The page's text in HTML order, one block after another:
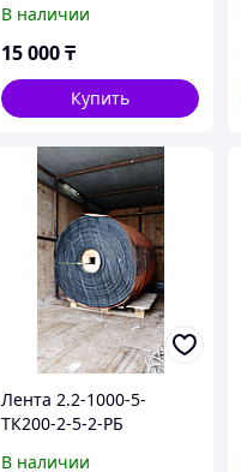
настила и повторного
использования
В наличии
15 000₸
Купить
Лента 2.2-1000-5-
ТК200-2-5-2-РБ
В наличии